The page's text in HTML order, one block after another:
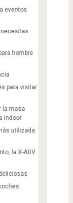
eventos
necesitas
hombre
para visitar
la masa
indoor
utilizada
la X-ADV